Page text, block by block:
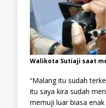
Walikota Sutiaji saat
“Malang itu sudah
itu saya kira sudah
memuji luar biasa